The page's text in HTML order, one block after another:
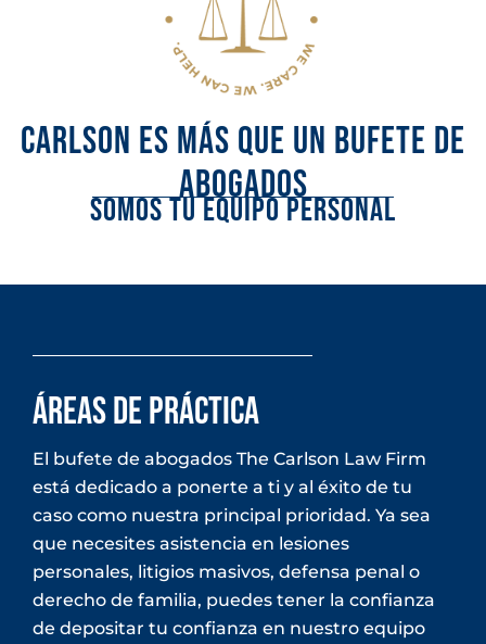
CARLSON ES MÁS QUE UN BUFETE DE
ABOGADOS
SOMOS TU EQUIPO PERSONAL
Áreas de práctica
El bufete de abogados The Carlson Law Firm
está dedicado a ponerte a ti y al éxito de tu
caso como nuestra principal prioridad. Ya sea
que necesites asistencia en lesiones
personales, litigios masivos, defensa penal o
derecho de familia, puedes tener la confianza
de depositar tu confianza en nuestro equipo